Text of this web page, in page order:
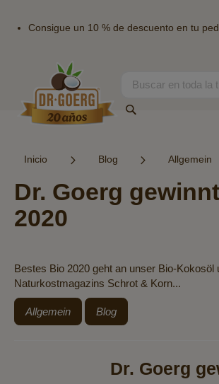
Consigue un 10 % de descuento en tu
contenido
Search
Inicio Blog Allgemein
Dr. Goerg
2020
Bestes Bio 2020 geht an unser Bio-
Naturkostmagazins Schrot & Korn...
Allgemein Blog
Dr. Goerg